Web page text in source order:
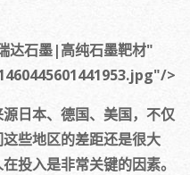
石墨|高纯石墨靶材"
>
源日本、德国、美国，不仅
些地区的差距还是很大
投入是非常关键的因素。